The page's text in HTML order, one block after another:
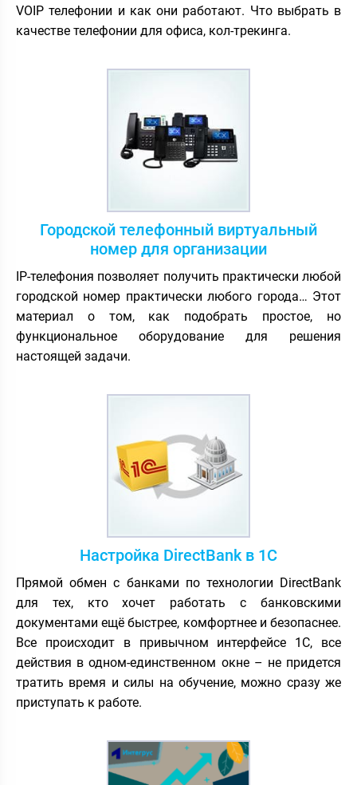
VOIP телефонии и как они работают. Что выбрать в
качестве телефонии для офиса, кол-трекинга.
Городской телефонный виртуальный
номер для организации
IP-телефония позволяет получить практически любой
городской номер практически любого города… Этот
материал о том, как подобрать простое, но
функциональное оборудование для решения
настоящей задачи.
Настройка DirectBank в 1С
Прямой обмен с банками по технологии DirectBank
для тех, кто хочет работать с банковскими
документами ещё быстрее, комфортнее и безопаснее.
Все происходит в привычном интерфейсе 1С, все
действия в одном-единственном окне – не придется
тратить время и силы на обучение, можно сразу же
приступать к работе.